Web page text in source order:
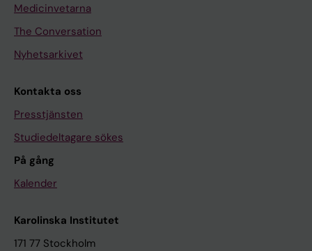
Medicinvetarna
The Conversation
Nyhetsarkivet
Kontakta oss
Presstjänsten
Studiedeltagare sökes
På gång
Kalender
Karolinska Institutet
171 77 Stockholm